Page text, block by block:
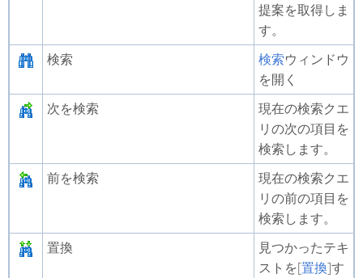
提案を取得しま
す。
検索
検索ウィンドウ
を開く
次を検索
現在の検索クエ
リの次の項目を
検索します。
前を検索
現在の検索クエ
リの前の項目を
検索します。
置換
見つかったテキ
ストを[置換]す